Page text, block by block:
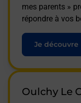
mes parents »
répondre à vos
Je découvre
Oulchy Le